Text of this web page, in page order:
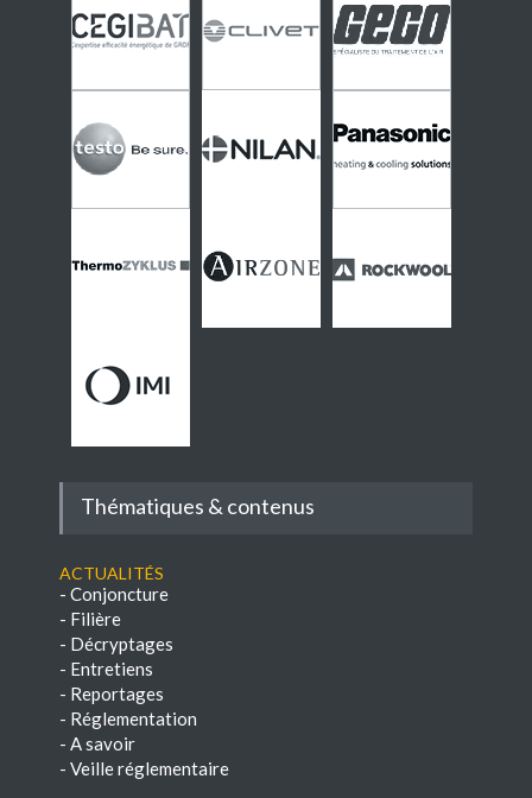
Thématiques & contenus
Actualités
- Conjoncture
- Filière
- Décryptages
- Entretiens
- Reportages
- Réglementation
- A savoir
- Veille réglementaire